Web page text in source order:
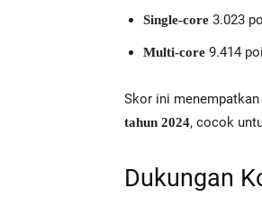
Single-core 3.023
Multi-core 9.414
Skor ini
tahun 2024, cocok
Dukungan